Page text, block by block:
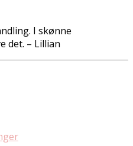
I skønne
det. – Lillian